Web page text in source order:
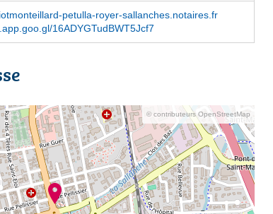
petulla-royer-sallanches.notaires.fr
16ADYGTudBWT5Jcf7
© contributeurs OpenStreetMap